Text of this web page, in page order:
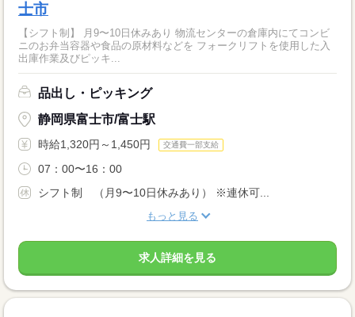
士市
【シフト制】 月9〜10日休みあり 物流センターの倉庫内にてコンビ
ニのお弁当容器や食品の原材料などを フォークリフトを使用した入
出庫作業及びピッキ...
品出し・ピッキング
静岡県富士市/富士駅
時給1,320円～1,450円 交通費一部支給
07：00〜16：00
シフト制 （月9〜10日休みあり） ※連休可...
もっと見る
求人詳細を見る